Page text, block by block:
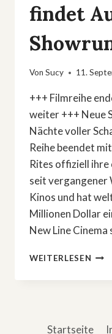
findet
Von Sucy 11.
+++ Filmreihe
weiter +++ Neue
Nächte voller
Reihe beendet
Rites offiziell ihre
seit vergangener
Kinos und hat
Millionen Dollar
New Line
WEITERLESEN
UND
Startseite